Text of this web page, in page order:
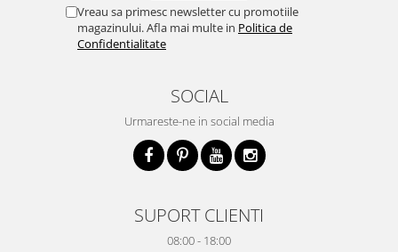
Vreau sa primesc newsletter cu promotiile
magazinului. Afla mai multe in Politica de
Confidentialitate
SOCIAL
Urmareste-ne in social media
SUPORT CLIENTI
08:00 - 18:00